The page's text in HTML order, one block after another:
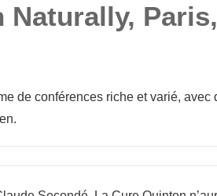
Naturally,
de conférences riche et varié,